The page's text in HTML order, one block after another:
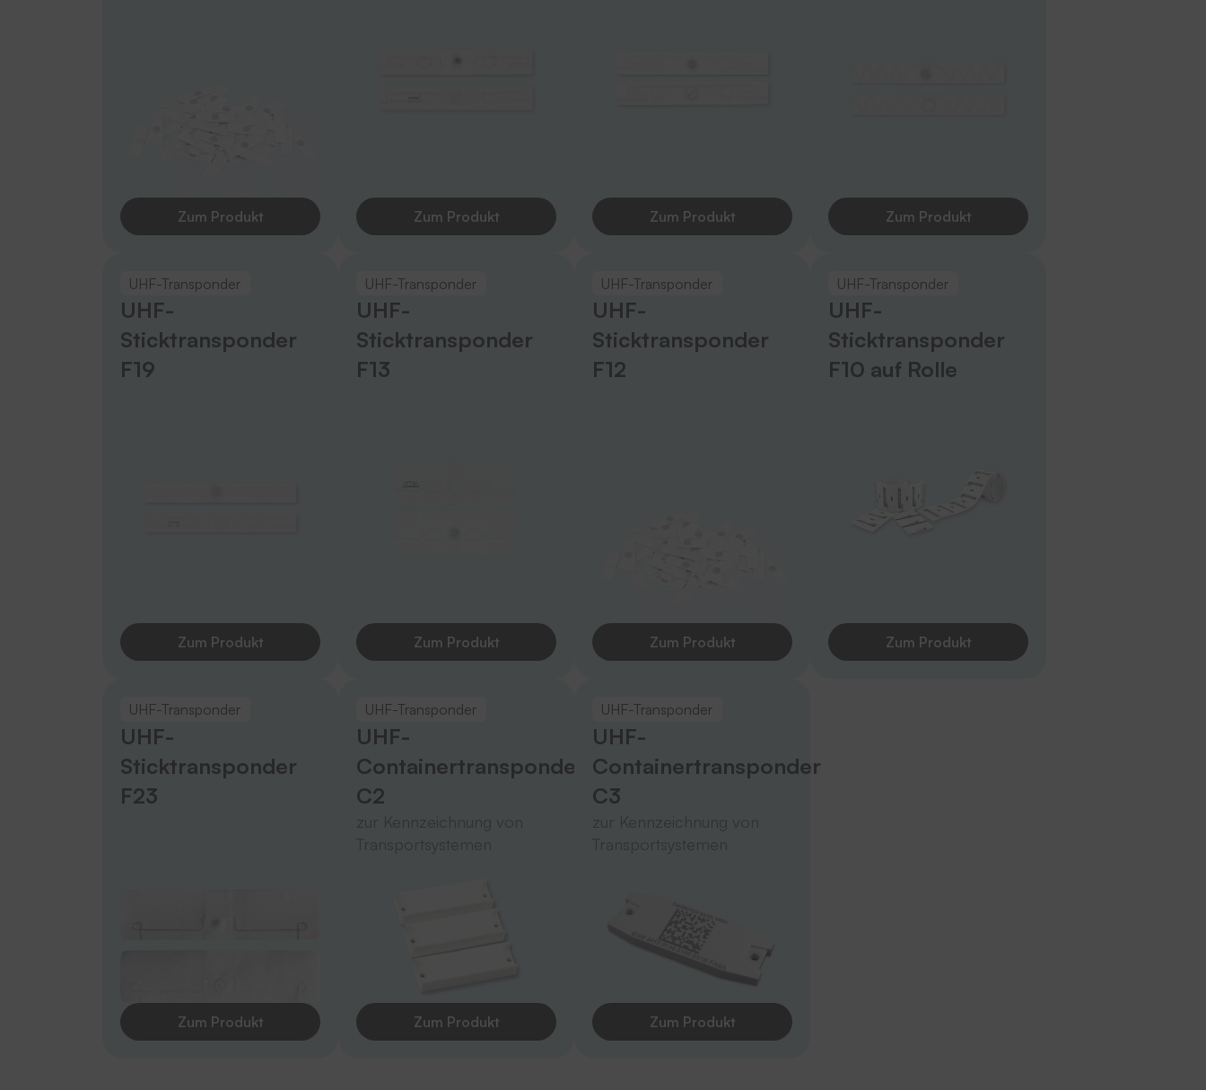
Zum Produkt Zum Produkt Zum Produkt Zum Produkt
UHF-Transponder
UHF-
Sticktransponder
F19
Zum Produkt
UHF-Transponder
UHF-
Sticktransponder
F13
Zum Produkt
UHF-Transponder
UHF-
Sticktransponder
F12
Zum Produkt
UHF-Transponder
UHF-
Sticktransponder
F10 auf Rolle
Zum Produkt
UHF-Transponder
UHF-
Sticktransponder
F23
Zum Produkt
UHF-Transponder
UHF-
Containertransponder
C2
Zum Produkt
UHF-Transponder
UHF-
Containertransponder
C3
Zum Produkt